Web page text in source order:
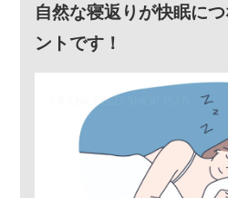
自然な寝返りが快眠に
ントです！